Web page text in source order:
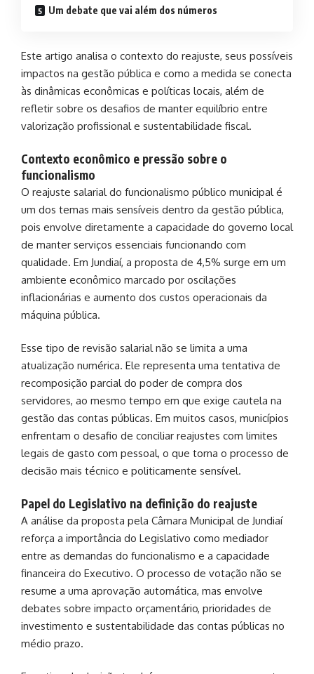
Um debate que vai além dos números
Este artigo analisa o contexto do reajuste, seus possíveis
impactos na gestão pública e como a medida se conecta
às dinâmicas econômicas e políticas locais, além de
refletir sobre os desafios de manter equilíbrio entre
valorização profissional e sustentabilidade fiscal.
Contexto econômico e pressão sobre o
funcionalismo
O reajuste salarial do funcionalismo público municipal é
um dos temas mais sensíveis dentro da gestão pública,
pois envolve diretamente a capacidade do governo local
de manter serviços essenciais funcionando com
qualidade. Em Jundiaí, a proposta de 4,5% surge em um
ambiente econômico marcado por oscilações
inflacionárias e aumento dos custos operacionais da
máquina pública.
Esse tipo de revisão salarial não se limita a uma
atualização numérica. Ele representa uma tentativa de
recomposição parcial do poder de compra dos
servidores, ao mesmo tempo em que exige cautela na
gestão das contas públicas. Em muitos casos, municípios
enfrentam o desafio de conciliar reajustes com limites
legais de gasto com pessoal, o que torna o processo de
decisão mais técnico e politicamente sensível.
Papel do Legislativo na definição do reajuste
A análise da proposta pela Câmara Municipal de Jundiaí
reforça a importância do Legislativo como mediador
entre as demandas do funcionalismo e a capacidade
financeira do Executivo. O processo de votação não se
resume a uma aprovação automática, mas envolve
debates sobre impacto orçamentário, prioridades de
investimento e sustentabilidade das contas públicas no
médio prazo.